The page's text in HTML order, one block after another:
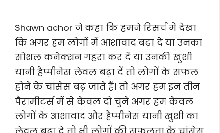
Shawn achor ने कहा कि हमने रिसर्च में देखा
कि अगर हम लोगों में आशावाद बढ़ा दे या उनका
सोशल कनेक्शन गहरा कर दें या उनकी खुशी
यानी हैप्पीनेस लेवल बढ़ा दें तो लोगों के सफल
होने के चांसेस बढ़ जाते हैं। तो अगर हम इन तीन
पैरामीटर्स में से केवल दो चुने अगर हम केवल
लोगों के आशावाद और हैप्पीनेस यानी खुशी का
लेवल बढ़ा दे तो भी लोगों की सफलता के चांसेस